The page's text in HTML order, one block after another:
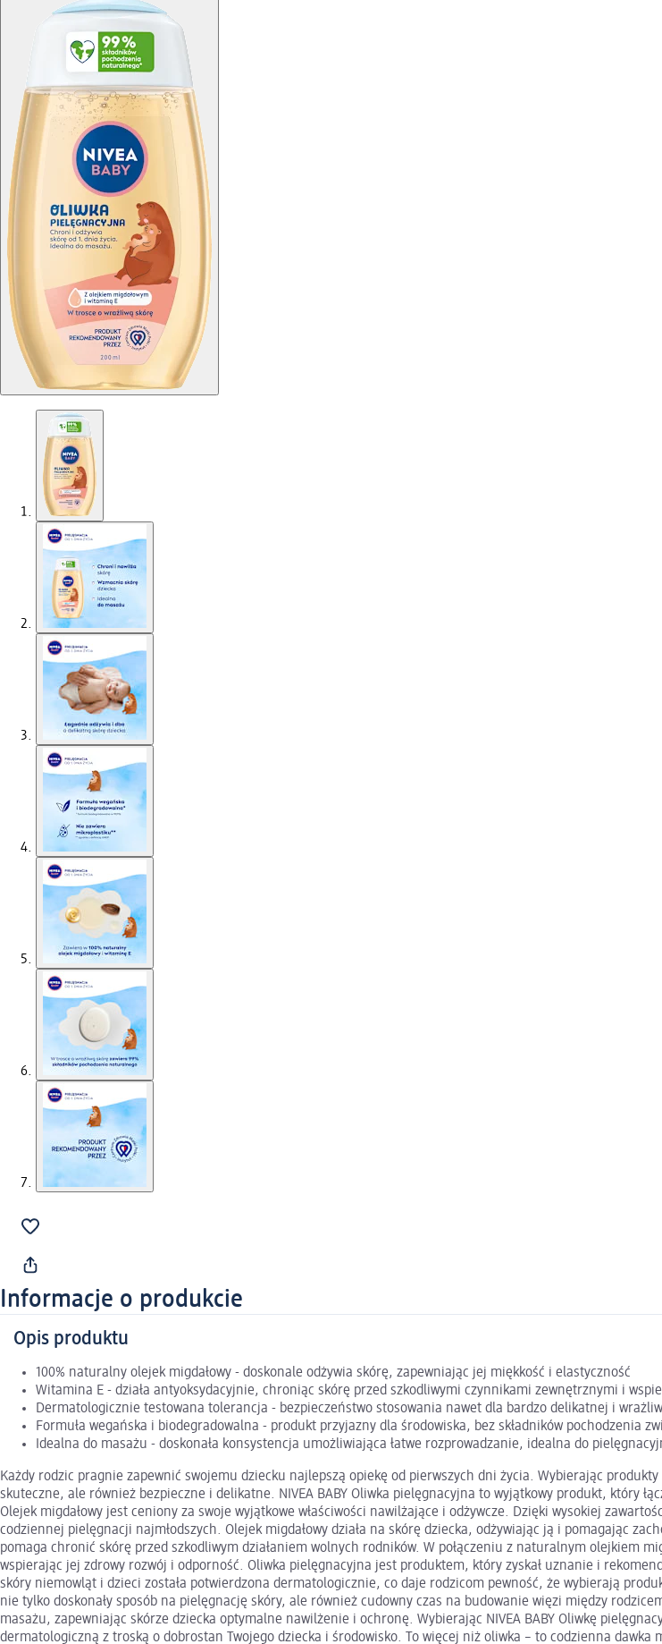
Informacje o produkcie
Opis produktu
100% naturalny olejek migdałowy - doskonale odżywia skórę, zapewniając jej miękkość i elastyczność
Witamina E - działa antyoksydacyjnie, chroniąc skórę przed szkodliwymi czynnikami zewnętrznymi i
Dermatologicznie testowana tolerancja - bezpieczeństwo stosowania nawet dla bardzo delikatnej i
Formuła wegańska i biodegradowalna - produkt przyjazny dla środowiska, bez składników pochodzenia
Idealna do masażu - doskonała konsystencja umożliwiająca łatwe rozprowadzanie, idealna do
Każdy rodzic pragnie zapewnić swojemu dziecku najlepszą opiekę od pierwszych dni życia. Wybierając
skuteczne, ale również bezpieczne i delikatne. NIVEA BABY Oliwka pielęgnacyjna to wyjątkowy produkt, który
Olejek migdałowy jest ceniony za swoje wyjątkowe właściwości nawilżające i odżywcze. Dzięki wysokiej
codziennej pielęgnacji najmłodszych. Olejek migdałowy działa na skórę dziecka, odżywiając ją i pomagając
pomaga chronić skórę przed szkodliwym działaniem wolnych rodników. W połączeniu z naturalnym olejkiem
wspierając jej zdrowy rozwój i odporność. Oliwka pielęgnacyjna jest produktem, który zyskał uznanie i
skóry niemowląt i dzieci została potwierdzona dermatologicznie, co daje rodzicom pewność, że wybierają
nie tylko doskonały sposób na pielęgnację skóry, ale również cudowny czas na budowanie więzi między
masażu, zapewniając skórze dziecka optymalne nawilżenie i ochronę. Wybierając NIVEA BABY Oliwkę
dermatologiczną z troską o dobrostan Twojego dziecka i środowisko. To więcej niż oliwka – to codzienna dawka